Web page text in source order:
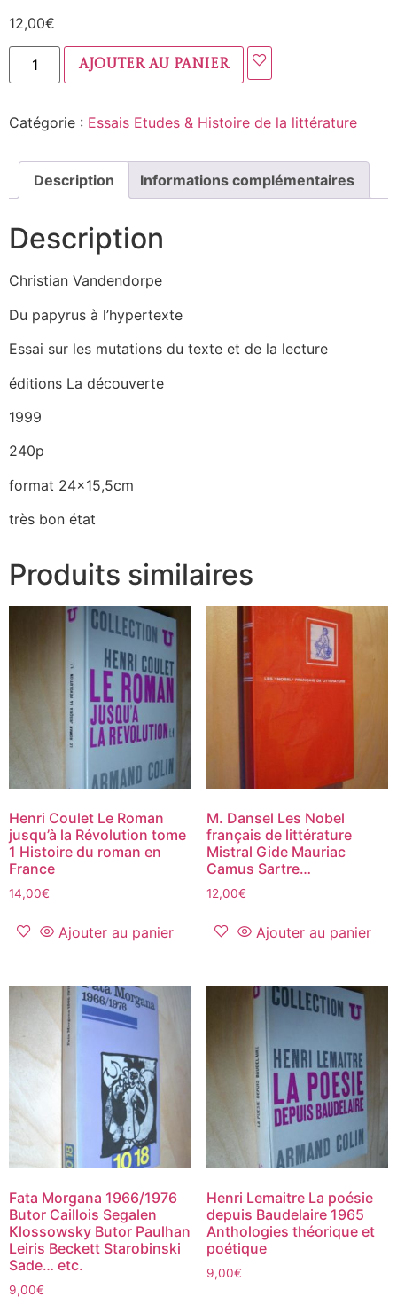
12,00€
Ajouter au panier
Catégorie : Essais Etudes & Histoire de la littérature
Description Informations complémentaires
Description
Christian Vandendorpe
Du papyrus à l’hypertexte
Essai sur les mutations du texte et de la lecture
éditions La découverte
1999
240p
format 24×15,5cm
très bon état
Produits similaires
Henri Coulet Le Roman
jusqu’à la Révolution tome
1 Histoire du roman en
France
14,00€
Ajouter au panier
M. Dansel Les Nobel
français de littérature
Mistral Gide Mauriac
Camus Sartre…
12,00€
Ajouter au panier
Fata Morgana 1966/1976
Butor Caillois Segalen
Klossowsky Butor Paulhan
Leiris Beckett Starobinski
Sade… etc.
9,00€
Henri Lemaitre La poésie
depuis Baudelaire 1965
Anthologies théorique et
poétique
9,00€